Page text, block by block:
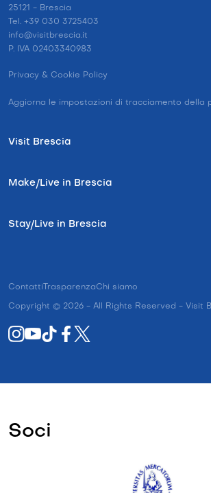
25121 - Brescia
Tel. +39 030 3725403
info@visitbrescia.it
P. IVA 02403340983
Privacy & Cookie Policy
Aggiorna le impostazioni di tracciamento della
Visit Brescia
Make/Live in Brescia
Stay/Live in Brescia
Contatti TrasparenzaChi siamo
Copyright © 2026 - All Rights Reserved - Visit
Soci